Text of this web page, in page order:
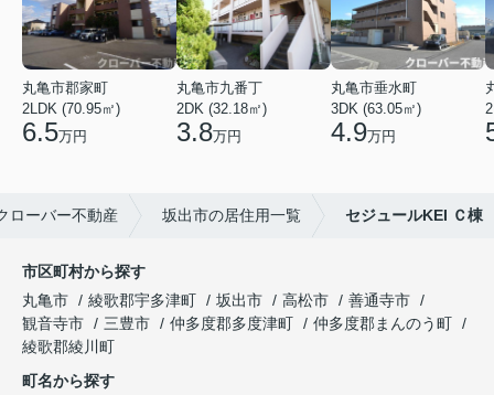
丸亀市郡家町
2LDK (70.95㎡)
6.5万円
丸亀市九番丁
2DK (32.18㎡)
3.8万円
丸亀市垂水町
3DK (63.05㎡)
4.9万円
ローバー不動産 坂出市の居住用一覧 セジュールKEI Ｃ棟
市区町村から探す
丸亀市
綾歌郡宇多津町 坂出市 高松市
善通寺市
観音寺市
三豊市 仲多度郡多度津町
仲多度郡まんのう町
綾歌郡綾川町
町名から探す